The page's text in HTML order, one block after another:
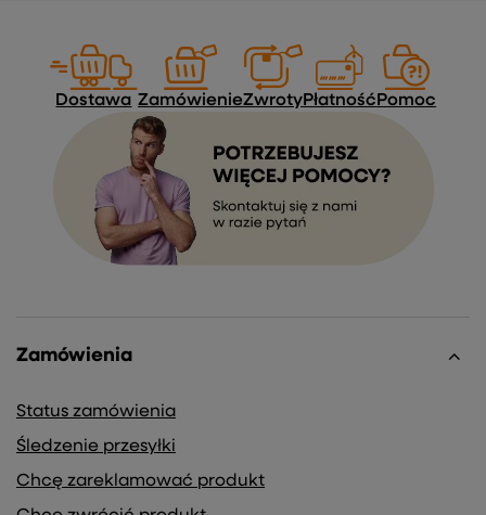
Dostawa ZamówienieZwrotyPłatność Pomoc
Zamówienia
Status zamówienia
Śledzenie przesyłki
Chcę zareklamować produkt